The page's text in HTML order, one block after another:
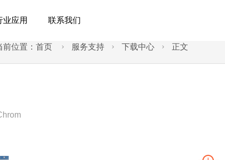
业应用 联系我们
前位置： 首页  服务支持  下载中心  正文